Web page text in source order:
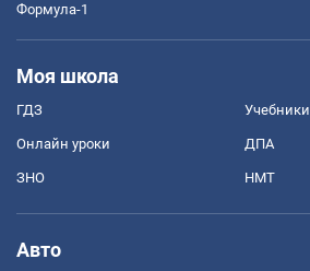
Формула-1
Моя школа
ГДЗ Учебники
Онлайн уроки ДПА
ЗНО НМТ
Авто